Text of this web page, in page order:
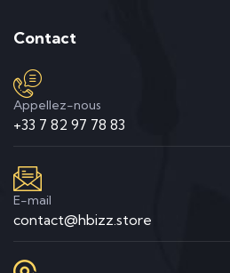
Contact
Appellez-nous
+33 7 82 97 78 83
E-mail
contact@hbizz.store